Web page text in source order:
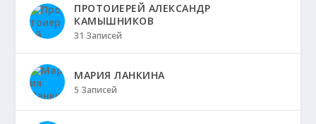
ПРОТОИЕРЕЙ АЛЕКСАНДР
КАМЫШНИКОВ
31 Записей
МАРИЯ ЛАНКИНА
5 Записей